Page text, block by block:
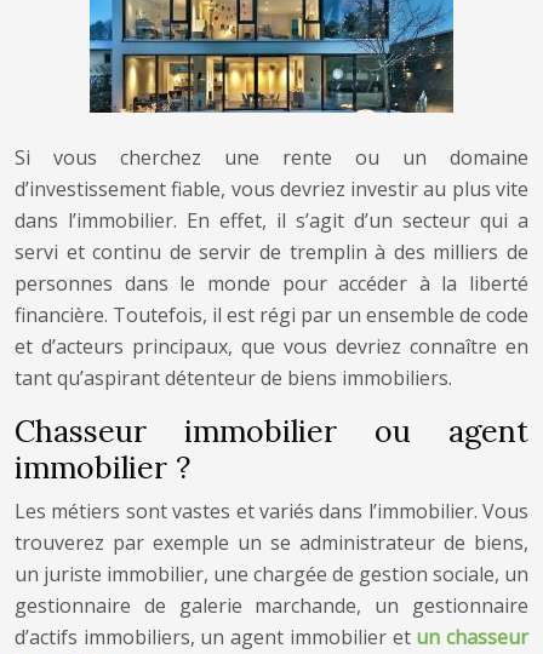
Si vous cherchez une rente ou un domaine
d’investissement fiable, vous devriez investir au plus vite
dans l’immobilier. En effet, il s’agit d’un secteur qui a
servi et continu de servir de tremplin à des milliers de
personnes dans le monde pour accéder à la liberté
financière. Toutefois, il est régi par un ensemble de code
et d’acteurs principaux, que vous devriez connaître en
tant qu’aspirant détenteur de biens immobiliers.
Chasseur immobilier ou agent
immobilier ?
Les métiers sont vastes et variés dans l’immobilier. Vous
trouverez par exemple un se administrateur de biens,
un juriste immobilier, une chargée de gestion sociale, un
gestionnaire de galerie marchande, un gestionnaire
d’actifs immobiliers, un agent immobilier et un chasseur